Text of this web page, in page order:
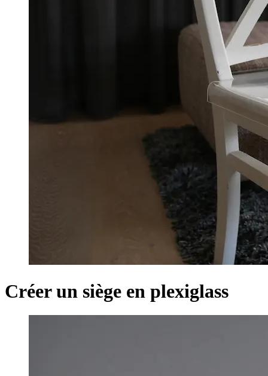
Créer un siège en plexiglass